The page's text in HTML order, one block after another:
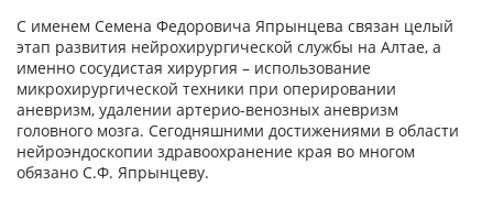
С именем Семена Федоровича Япрынцева связан целый
этап развития нейрохирургической службы на Алтае, а
именно сосудистая хирургия – использование
микрохирургической техники при оперировании
аневризм, удалении артерио-венозных аневризм
головного мозга. Сегодняшними достижениями в области
нейроэндоскопии здравоохранение края во многом
обязано С.Ф. Япрынцеву.